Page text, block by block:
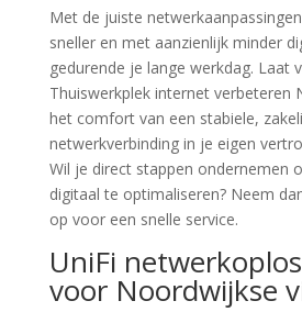
Met de juiste
sneller en met aanzienlijk minder
gedurende je lange werkdag. Laat
Thuiswerkplek internet verbeteren
het comfort van een stabiele,
netwerkverbinding in je eigen
Wil je direct stappen ondernemen
digitaal te optimaliseren? Neem
op voor een snelle service.
UniFi
voor Noordwijkse